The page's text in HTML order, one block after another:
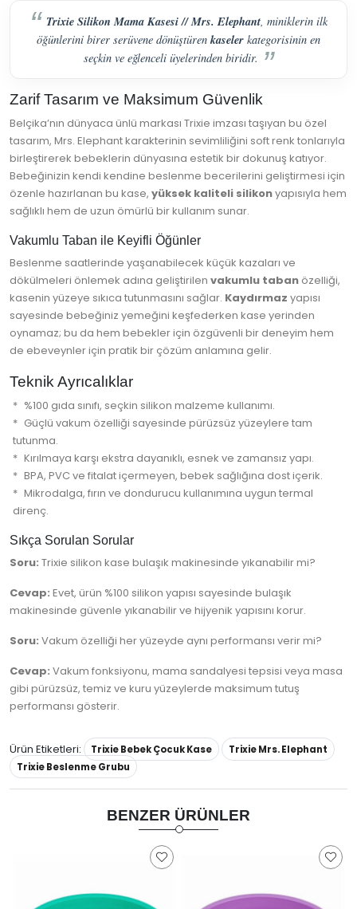
Trixie Silikon Mama Kasesi // Mrs. Elephant, miniklerin ilk
öğünlerini birer serüvene dönüştürenkaseler kategorisinin en
seçkin ve eğlenceli üyelerinden biridir.
Zarif Tasarım ve Maksimum Güvenlik
Belçika’nın dünyaca ünlü markası Trixie imzası taşıyan bu özel
tasarım, Mrs. Elephant karakterinin sevimliliğini soft renk tonlarıyla
birleştirerek bebeklerin dünyasına estetik bir dokunuş katıyor.
Bebeğinizin kendi kendine beslenme becerilerini geliştirmesi için
özenle hazırlanan bu kase, yüksek kaliteli silikonyapısıyla hem
sağlıklı hem de uzun ömürlü bir kullanım sunar.
Vakumlu Taban ile Keyifli Öğünler
Beslenme saatlerinde yaşanabilecek küçük kazaları ve
dökülmeleri önlemek adına geliştirilen vakumlu taban özelliği,
kasenin yüzeye sıkıca tutunmasını sağlar. Kaydırmaz yapısı
sayesinde bebeğiniz yemeğini keşfederken kase yerinden
oynamaz; bu da hem bebekler için özgüvenli bir deneyim hem
de ebeveynler için pratik bir çözüm anlamına gelir.
Teknik Ayrıcalıklar
%100 gıda sınıfı, seçkin silikon malzeme kullanımı.
Güçlü vakum özelliği sayesinde pürüzsüz yüzeylere tam
tutunma.
Kırılmaya karşı ekstra dayanıklı, esnek ve zamansız yapı.
BPA, PVC ve fitalat içermeyen, bebek sağlığına dost içerik.
Mikrodalga, fırın ve dondurucu kullanımına uygun termal
direnç.
Sıkça Sorulan Sorular
Soru: Trixie silikon kase bulaşık makinesinde yıkanabilir mi?
Cevap: Evet, ürün %100 silikon yapısı sayesinde bulaşık
makinesinde güvenle yıkanabilir ve hijyenik yapısını korur.
Soru: Vakum özelliği her yüzeyde aynı performansı verir mi?
Cevap: Vakum fonksiyonu, mama sandalyesi tepsisi veya masa
gibi pürüzsüz, temiz ve kuru yüzeylerde maksimum tutuş
performansı gösterir.
Ürün Etiketleri: Trixie Bebek Çocuk Kase
Trixie Mrs. Elephant
Trixie Beslenme Grubu
BENZER ÜRÜNLER